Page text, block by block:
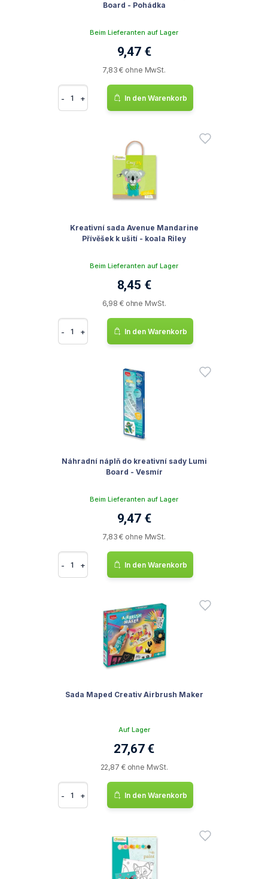
Board - Pohádka
Beim Lieferanten auf Lager
9,47 €
7,83 € ohne MwSt.
- + In den Warenkorb
Kreativní sada Avenue Mandarine
Přívěšek k ušití - koala Riley
Beim Lieferanten auf Lager
8,45 €
6,98 € ohne MwSt.
- + In den Warenkorb
Náhradní náplň do kreativní sady Lumi
Board - Vesmír
Beim Lieferanten auf Lager
9,47 €
7,83 € ohne MwSt.
- + In den Warenkorb
Sada Maped Creativ Airbrush Maker
Auf Lager
27,67 €
22,87 € ohne MwSt.
- + In den Warenkorb